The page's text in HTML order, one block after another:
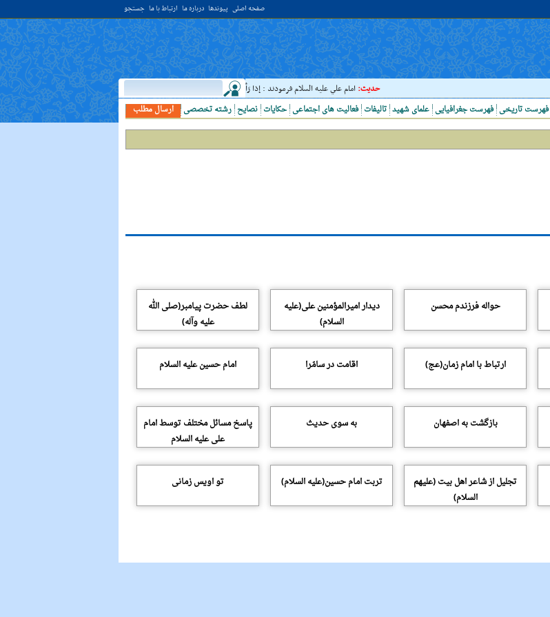
صفحه اصلی پیوندها درباره ما ارتباط با ما جستجو
حدیث:امام علي عليه السلام فرمودند : إذا رَأيتَ عالِما فَکُن لَهُ خادِما ؛ هرگاه دانشمندى ديدى، به او خدمت کن. ( غررالحکم ح ۴۰۴۴ )
ارسال مطلب
رشته تخصصی نصایح حکایات فعالیت های اجتماعی تالیفات علمای شهید فهرست جغرافیایی فهرست تاریخی
حواله فرزندم محسن
دیدار امیرالمؤمنین على(علیه
السلام)
لطف حضرت پیامبر(صلى الله
علیه وآله)
ارتباط با امام زمان(عج) اقامت در سامّرا امام حسین علیه السلام
بازگشت به اصفهان به سوى حدیث
پاسخ مسائل مختلف توسط امام
علی علیه السلام
تجلیل از شاعر اهل بیت (علیهم
السلام)
تربت امام حسین(علیه السلام) تو اویس زمانى